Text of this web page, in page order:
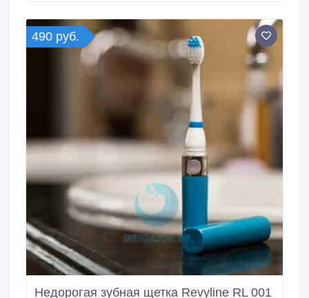
490 руб.
Недорогая зубная щетка Revyline RL 001